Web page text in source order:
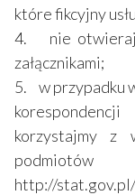
które fikcyjny
4. nie
załącznikami;
5. w przypadku
korzystajmy z
http://